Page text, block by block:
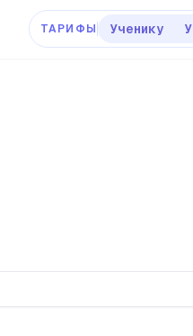
ТАРИФЫ Ученику